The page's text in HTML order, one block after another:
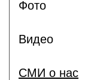
Фото
Видео
СМИ о нас